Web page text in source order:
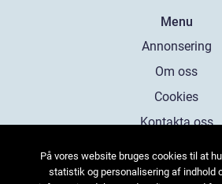
Menu
Annonsering
Om oss
Cookies
Kontakta oss
På vores website bruges cookies til at
statistik og personalisering af indhold